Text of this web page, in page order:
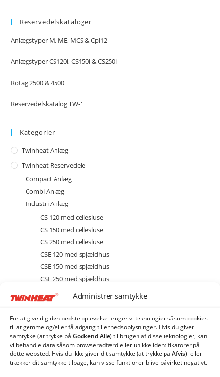
Administrer samtykke
For at give dig den bedste oplevelse bruger vi teknologier såsom cookies
til at gemme og/eller få adgang til enhedsoplysninger. Hvis du giver
samtykke (at trykke på Godkend Alle) til brugen af ​​disse teknologier, kan
vi behandle data såsom browseradfærd eller unikke identifikatorer på
dette websted. Hvis du ikke giver dit samtykke (at trykke på Afvis) eller
trækker dit samtykke tilbage, kan visse funktioner blive påvirket negativt.
Reservedelskataloger
Anlægstyper M, ME, MCS & Cpi12
Anlægstyper CS120i, CS150i & CS250i
Rotag 2500 & 4500
Reservedelskatalog TW-1
Kategorier
Twinheat Anlæg
Twinheat Reservedele
Compact Anlæg
Combi Anlæg
Industri Anlæg
CS 120 med cellesluse
CS 150 med cellesluse
CS 250 med cellesluse
CSE 120 med spjældhus
CSE 150 med spjældhus
CSE 250 med spjældhus
Brænder
Ekstraudstyr og tilbehør
EL
Kedel
Sprinkler
Stoker